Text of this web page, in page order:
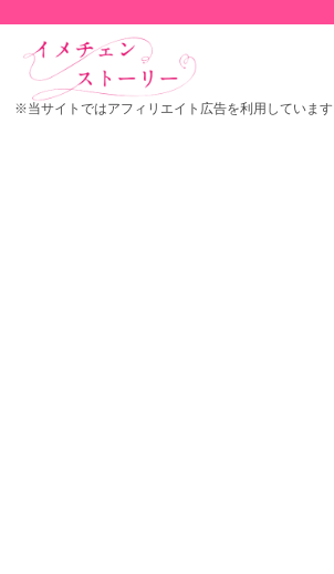
※当サイトではアフィリエイト広告を利用しています